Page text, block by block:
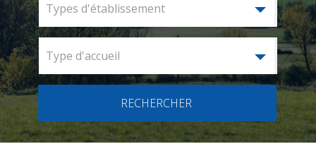
Types d'établissement
Type d'accueil
RECHERCHER